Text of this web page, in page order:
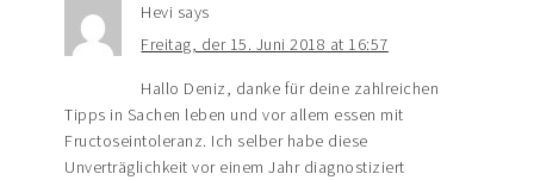
Hevi says
Freitag, der 15. Juni 2018 at 16:57
Hallo Deniz, danke für deine zahlreichen
Tipps in Sachen leben und vor allem essen mit
Fructoseintoleranz. Ich selber habe diese
Unverträglichkeit vor einem Jahr diagnostiziert